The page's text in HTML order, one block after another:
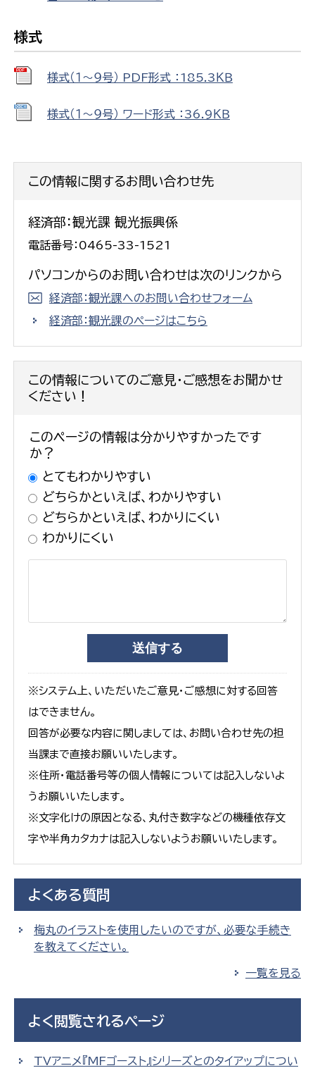
様式
様式（１～９号） PDF形式 ：185.3ＫＢ
様式（１～９号） ワード形式 ：36.9ＫＢ
この情報に関するお問い合わせ先
経済部：観光課 観光振興係
電話番号：0465-33-1521
パソコンからのお問い合わせは次のリンクから
経済部：観光課へのお問い合わせフォーム
経済部：観光課のページはこちら
この情報についてのご意見・ご感想をお聞かせ
ください！
このページの情報は分かりやすかったです
か？
とてもわかりやすい
どちらかといえば、わかりやすい
どちらかといえば、わかりにくい
わかりにくい
※システム上、いただいたご意見・ご感想に対する回答
はできません。
回答が必要な内容に関しましては、お問い合わせ先の担
当課まで直接お願いいたします。
※住所・電話番号等の個人情報については記入しないよ
うお願いいたします。
※文字化けの原因となる、丸付き数字などの機種依存文
字や半角カタカナは記入しないようお願いいたします。
よくある質問
梅丸のイラストを使用したいのですが、必要な手続き
を教えてください。
一覧を見る
よく閲覧されるページ
TVアニメ『MFゴースト』シリーズとのタイアップについ